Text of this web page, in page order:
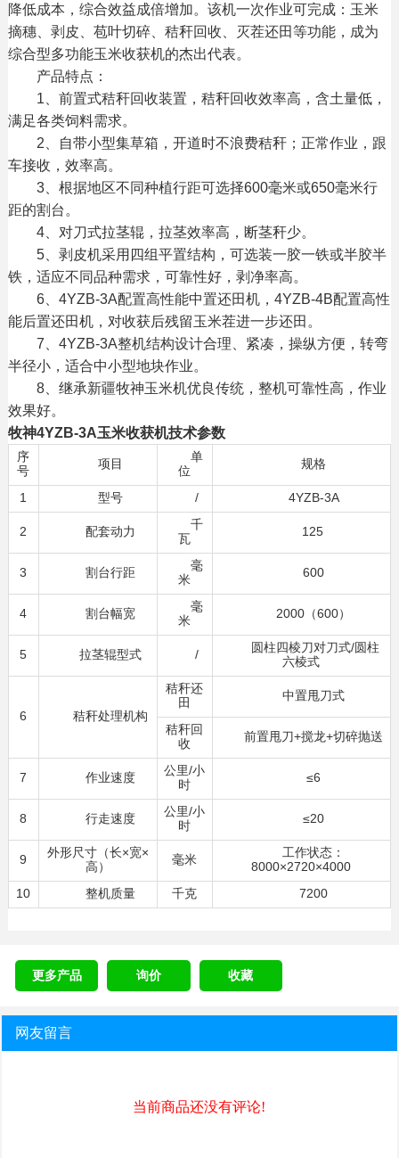
降低成本，综合效益成倍增加。该机一次作业可完成：玉米
摘穗、剥皮、苞叶切碎、秸秆回收、灭茬还田等功能，成为
综合型多功能玉米收获机的杰出代表。
产品特点：
1、前置式秸秆回收装置，秸秆回收效率高，含土量低，
满足各类饲料需求。
2、自带小型集草箱，开道时不浪费秸秆；正常作业，跟
车接收，效率高。
3、根据地区不同种植行距可选择600毫米或650毫米行
距的割台。
4、对刀式拉茎辊，拉茎效率高，断茎秆少。
5、剥皮机采用四组平置结构，可选装一胶一铁或半胶半
铁，适应不同品种需求，可靠性好，剥净率高。
6、4YZB-3A配置高性能中置还田机，4YZB-4B配置高性
能后置还田机，对收获后残留玉米茬进一步还田。
7、4YZB-3A整机结构设计合理、紧凑，操纵方便，转弯
半径小，适合中小型地块作业。
8、继承新疆牧神玉米机优良传统，整机可靠性高，作业
效果好。
牧神4YZB-3A玉米收获机技术参数
序
号
项目
单
位
规格
1 型号 / 4YZB-3A
2 配套动力
千
瓦
125
3 割台行距
毫
米
600
4 割台幅宽
毫
米
2000（600）
5 拉茎辊型式 /
圆柱四棱刀对刀式/圆柱
六棱式
6 秸秆处理机构
秸秆还
田
中置甩刀式
秸秆回
收
前置甩刀+搅龙+切碎抛送
7 作业速度
公里/小
时
≤6
8 行走速度
公里/小
时
≤20
9
外形尺寸（长×宽×
高）
毫米
工作状态：
8000×2720×4000
10
整机质量 千克 7200
更多产品 询价 收藏
网友留言
当前商品还没有评论!